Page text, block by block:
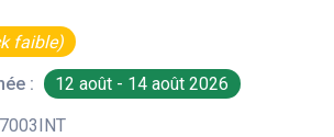
faible)
:
12 août - 14 août 2026